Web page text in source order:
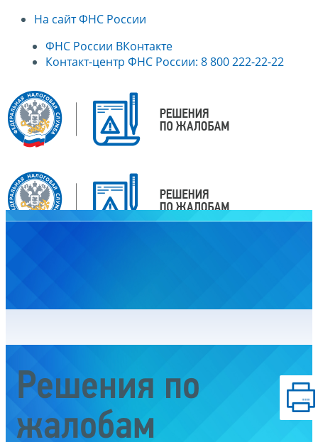
На сайт ФНС России
ФНС России ВКонтакте
Контакт-центр ФНС России: 8 800 222-22-22
Решения по
жалобам